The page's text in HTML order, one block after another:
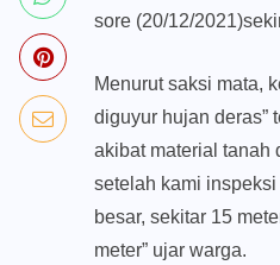
sore (20/12/
Menurut saksi mata,
diguyur hujan deras”
akibat material tanah
setelah kami
besar, sekitar 15
meter” ujar warga.